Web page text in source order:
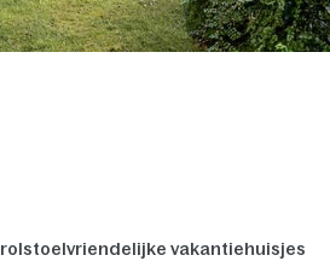
vakantiehuisjes